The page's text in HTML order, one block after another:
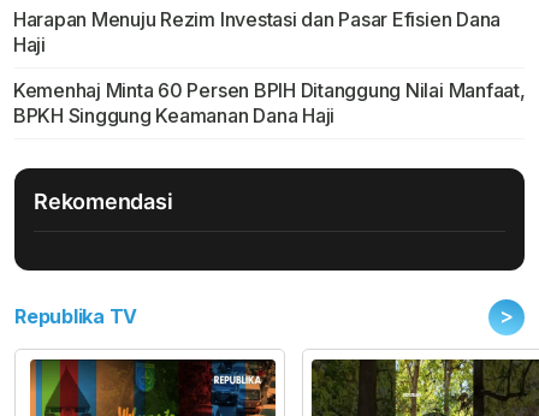
Harapan Menuju Rezim Investasi dan Pasar Efisien Dana
Haji
Kemenhaj Minta 60 Persen BPIH Ditanggung Nilai Manfaat,
BPKH Singgung Keamanan Dana Haji
Rekomendasi
Republika TV >